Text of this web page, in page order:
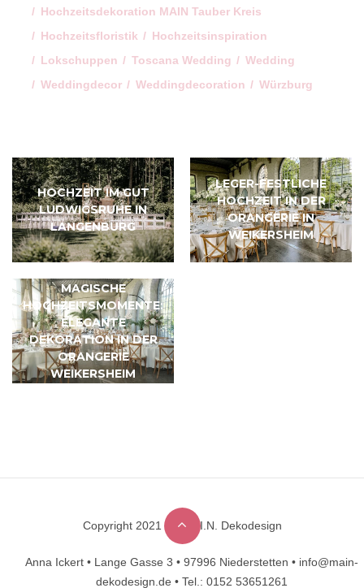
Hochzeitsdekoration MAIN Tauber Kreis
Hochzeitsfloristik
Hochzeitsinspiration
Lokschuppen
Toscana Wedding
Wedding
Weddingdecor
Weddingdecoration Würzburg
HOCHZEIT IM GUT
LUDWIGSRUHE IN
LANGENBURG
LEGER-FESTLICHE
HOCHZEIT IN DER
ORANGERIE IN
WEIKERSHEIM
MAGISCHE
HOCHZEITSMOMENTE:
ELEGANTE
DEKORATION IN DER
ORANGERIE
WEIKERSHEIM
Designed byDesignHooks
Copyright 2021 © M.A.I.N. Dekodesign
Anna Ickert • Lange Gasse 3 • 97996 Niederstetten • info@main-
dekodesign.de • Tel.: 0152 53651261